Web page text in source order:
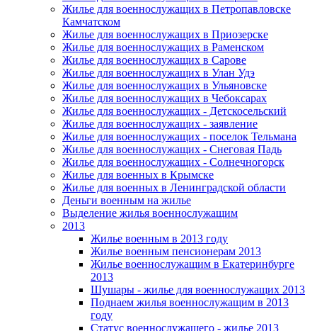
Жилье для военнослужащих в Петропавловске
Камчатском
Жилье для военнослужащих в Приозерске
Жилье для военнослужащих в Раменском
Жилье для военнослужащих в Сарове
Жилье для военнослужащих в Улан Удэ
Жилье для военнослужащих в Ульяновске
Жилье для военнослужащих в Чебоксарах
Жилье для военнослужащих - Детскосельский
Жилье для военнослужащих - заявление
Жилье для военнослужащих - поселок Тельмана
Жилье для военнослужащих - Снеговая Падь
Жилье для военнослужащих - Солнечногорск
Жилье для военных в Крымске
Жилье для военных в Ленинградской области
Деньги военным на жилье
Выделение жилья военнослужащим
2013
Жилье военным в 2013 году
Жилье военным пенсионерам 2013
Жилье военнослужащим в Екатеринбурге
2013
Шушары - жилье для военнослужащих 2013
Поднаем жилья военнослужащим в 2013
году
Статус военнослужащего - жилье 2013